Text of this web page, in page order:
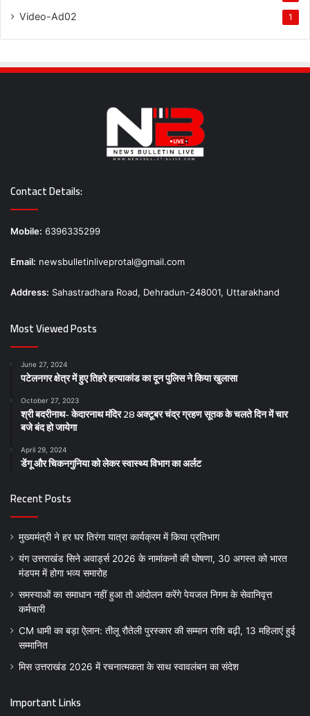
Video-Ad02 1
Contact Details:
Mobile: 6396335299
Email: newsbulletinliveprotal@gmail.com
Address: Sahastradhara Road, Dehradun-248001, Uttarakhand
Most Viewed Posts
June 27, 2024
पटेलनगर क्षेत्र में हुए तिहरे हत्याकांड का दून पुलिस ने किया खुलासा
October 27, 2023
श्री बदरीनाथ- केदारनाथ मंदिर 28 अक्टूबर चंद्र ग्रहण सूतक के चलते दिन में चार
बजे बंद हो जायेगा
April 29, 2024
डेंगू और चिकनगुनिया को लेकर स्वास्थ्य विभाग का अर्लट
Recent Posts
मुख्यमंत्री ने हर घर तिरंगा यात्रा कार्यक्रम में किया प्रतिभाग
यंग उत्तराखंड सिने अवार्ड्स 2026 के नामांकनों की घोषणा, 30 अगस्त को भारत
मंडपम में होगा भव्य समारोह
समस्याओं का समाधान नहीं हुआ तो आंदोलन करेंगे पेयजल निगम के सेवानिवृत्त
कर्मचारी
CM धामी का बड़ा ऐलान: तीलू रौतेली पुरस्कार की सम्मान राशि बढ़ी, 13 महिलाएं हुई
सम्मानित
मिस उत्तराखंड 2026 में रचनात्मकता के साथ स्वावलंबन का संदेश
Important Links